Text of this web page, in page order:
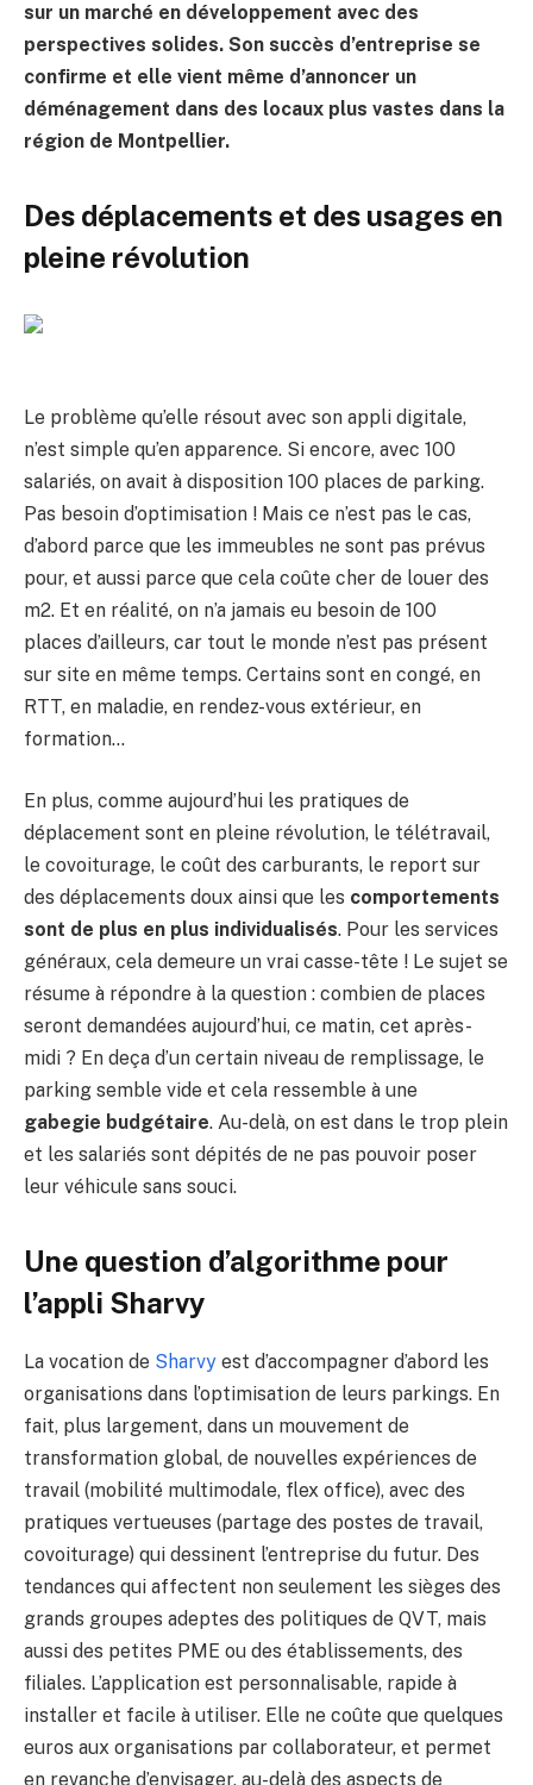
sur un marché en développement avec des
perspectives solides. Son succès d’entreprise se
confirme et elle vient même d’annoncer un
déménagement dans des locaux plus vastes dans la
région de Montpellier.
Des déplacements et des usages en
pleine révolution
Le problème qu’elle résout avec son appli digitale,
n’est simple qu’en apparence. Si encore, avec 100
salariés, on avait à disposition 100 places de parking.
Pas besoin d’optimisation ! Mais ce n’est pas le cas,
d’abord parce que les immeubles ne sont pas prévus
pour, et aussi parce que cela coûte cher de louer des
m2. Et en réalité, on n’a jamais eu besoin de 100
places d’ailleurs, car tout le monde n’est pas présent
sur site en même temps. Certains sont en congé, en
RTT, en maladie, en rendez-vous extérieur, en
formation…
En plus, comme aujourd’hui les pratiques de
déplacement sont en pleine révolution, le télétravail,
le covoiturage, le coût des carburants, le report sur
des déplacements doux ainsi que les comportements
sont de plus en plus individualisés. Pour les services
généraux, cela demeure un vrai casse-tête ! Le sujet se
résume à répondre à la question : combien de places
seront demandées aujourd’hui, ce matin, cet après-
midi ? En deça d’un certain niveau de remplissage, le
parking semble vide et cela ressemble à une
gabegie budgétaire. Au-delà, on est dans le trop plein
et les salariés sont dépités de ne pas pouvoir poser
leur véhicule sans souci.
Une question d’algorithme pour
l’appli Sharvy
La vocation de Sharvy est d’accompagner d’abord les
organisations dans l’optimisation de leurs parkings. En
fait, plus largement, dans un mouvement de
transformation global, de nouvelles expériences de
travail (mobilité multimodale, flex office), avec des
pratiques vertueuses (partage des postes de travail,
covoiturage) qui dessinent l’entreprise du futur. Des
tendances qui affectent non seulement les sièges des
grands groupes adeptes des politiques de QVT, mais
aussi des petites PME ou des établissements, des
filiales. L’application est personnalisable, rapide à
installer et facile à utiliser. Elle ne coûte que quelques
euros aux organisations par collaborateur, et permet
en revanche d’envisager, au-delà des aspects de